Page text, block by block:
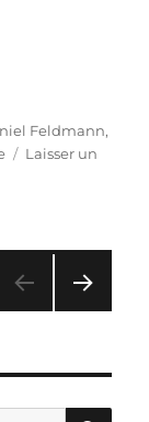
Feldmann,
Laisser un
ANT
E